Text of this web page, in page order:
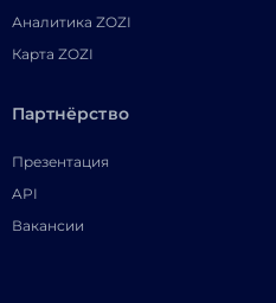
Аналитика ZOZI
Карта ZOZI
Партнёрство
Презентация
API
Вакансии